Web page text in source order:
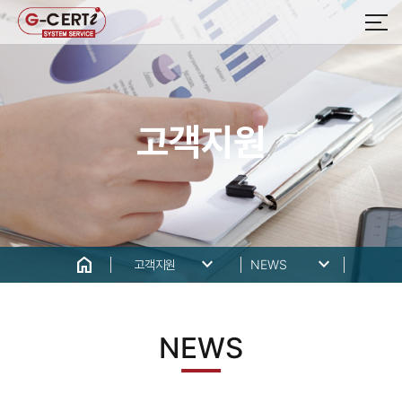
고객지원
home 고객지원 keyboard_arrow_down NEWS keyboard_arrow_down
NEWS